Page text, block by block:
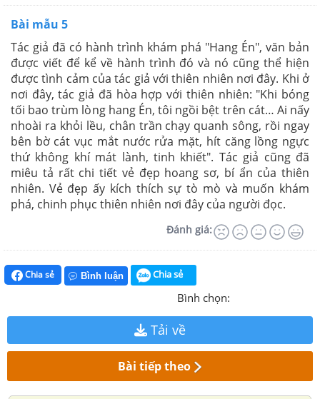
Bài mẫu 5
Tác giả đã có hành trình khám phá "Hang Én", văn bản
được viết để kể về hành trình đó và nó cũng thể hiện
được tình cảm của tác giả với thiên nhiên nơi đây. Khi ở
nơi đây, tác giả đã hòa hợp với thiên nhiên: "Khi bóng
tối bao trùm lòng hang Én, tôi ngồi bệt trên cát… Ai nấy
nhoài ra khỏi lều, chân trần chạy quanh sông, rồi ngay
bên bờ cát vục mắt nước rửa mặt, hít căng lồng ngực
thứ không khí mát lành, tinh khiết". Tác giả cũng đã
miêu tả rất chi tiết vẻ đẹp hoang sơ, bí ẩn của thiên
nhiên. Vẻ đẹp ấy kích thích sự tò mò và muốn khám
phá, chinh phục thiên nhiên nơi đây của người đọc.
Đánh giá:
Chia sẻ Bình luận Chia sẻ
Bình chọn:
Tải về
Bài tiếp theo